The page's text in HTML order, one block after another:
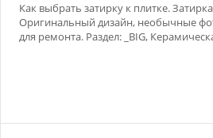
Как выбрать затирку к плитке.
Оригинальный дизайн, необычные
для ремонта. Раздел: _BIG,